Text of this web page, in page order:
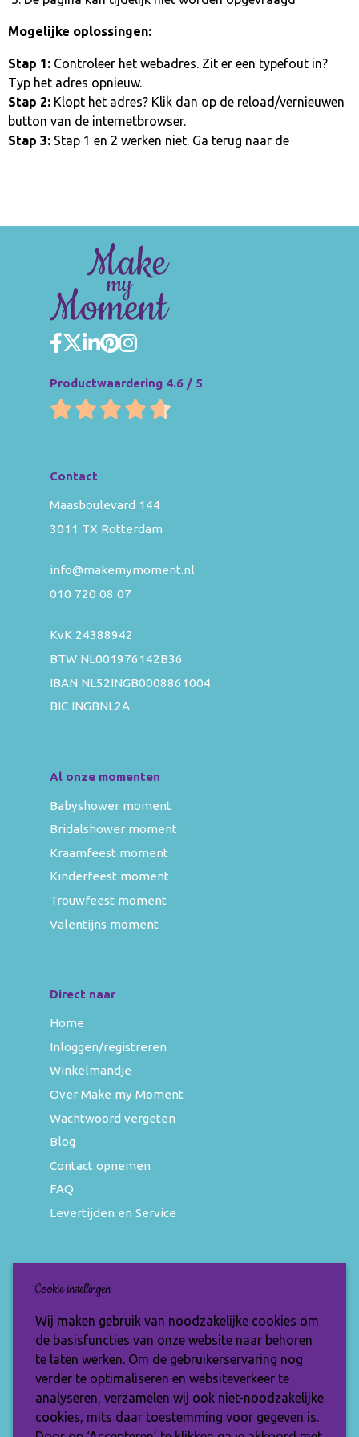
Mogelijke oplossingen:
Stap 1: Controleer het webadres. Zit er een typefout in?
Typ het adres opnieuw.
Stap 2: Klopt het adres? Klik dan op de reload/vernieuwen
button van de internetbrowser.
Stap 3: Stap 1 en 2 werken niet. Ga terug naar de
Productwaardering 4.6 / 5
Contact
Maasboulevard 144
3011 TX Rotterdam
info@makemymoment.nl
010 720 08 07
KvK 24388942
BTW NL001976142B36
IBAN NL52INGB0008861004
BIC INGBNL2A
Al onze momenten
Babyshower moment
Bridalshower moment
Kraamfeest moment
Kinderfeest moment
Trouwfeest moment
Valentijns moment
Direct naar
Home
Inloggen/registreren
Winkelmandje
Over Make my Moment
Wachtwoord vergeten
Blog
Contact opnemen
FAQ
Levertijden en Service
Nieuwsbrief
Wil jij op de hoogte blijven van de nieuwste
items en speciale aanbiedingen? Vul je e-
mailadres dan in en ontvang de Make My
Moment nieuwsbrief.
Cookie instellingen
Wij maken gebruik van noodzakelijke cookies om
de basisfuncties van onze website naar behoren
te laten werken. Om de gebruikerservaring nog
verder te optimaliseren en websiteverkeer te
analyseren, verzamelen wij ook niet-noodzakelijke
cookies, mits daar toestemming voor gegeven is.